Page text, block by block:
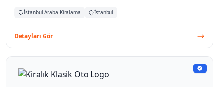
İstanbul Araba Kiralama İstanbul
Detayları Gör